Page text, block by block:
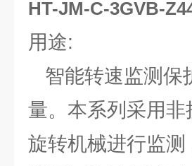
HT-JM-C-3GVB-
用途:
智能转速监测保
量。本系列采用
旋转机械进行监